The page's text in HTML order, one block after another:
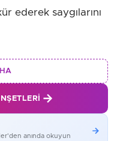
ederek saygılarını
anında okuyun